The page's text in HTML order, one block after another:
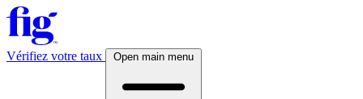
Vérifiez votre taux Open main menu